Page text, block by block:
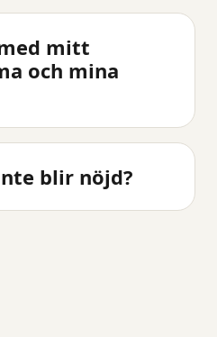
mitt
och mina
blir nöjd?